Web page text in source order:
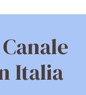
Italia